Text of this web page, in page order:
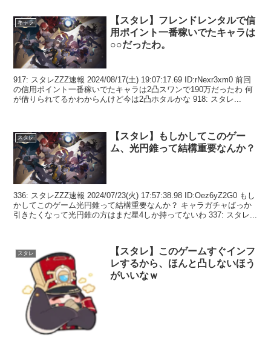
キャラ
【スタレ】フレンドレンタルで信
用ポイント一番稼いでたキャラは
○○だったわ。
917: スタレZZZ速報 2024/08/17(土) 19:07:17.69 ID:rNexr3xm0 前回
の信用ポイント一番稼いでたキャラは2凸スワンで190万だったわ 何
が借りられてるかわからんけど今は2凸ホタルかな 918: スタレ...
スタレ
【スタレ】もしかしてこのゲー
ム、光円錐って結構重要なんか？
336: スタレZZZ速報 2024/07/23(火) 17:57:38.98 ID:Oez6yZ2G0 もし
かしてこのゲーム光円錐って結構重要なんか？ キャラガチャばっか
引きたくなって光円錐の方はまだ星4しか持ってないわ 337: スタレ...
スタレ
【スタレ】このゲームすぐインフ
レするから、ほんと凸しないほう
がいいなｗ